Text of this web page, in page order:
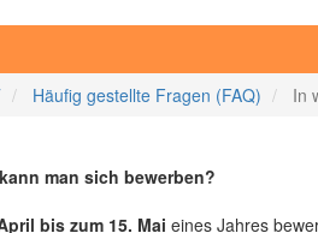
Häufig gestellte Fragen (FAQ) In
man sich bewerben?
bis zum 15. Mai eines Jahres